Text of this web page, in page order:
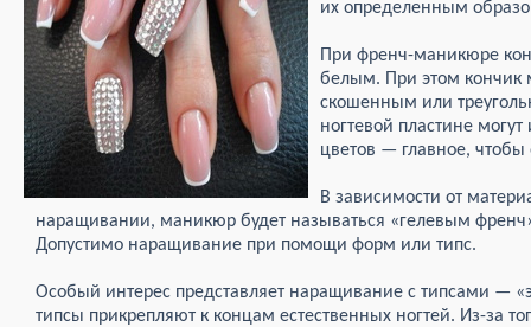
их определенным
При френч-маникюре
белым. При этом кончик
скошенным или
ногтевой пластине
цветов — главное,
В зависимости от
наращивании, маникюр будет называться «гелевым
Допустимо наращивание при помощи форм или типс.
Особый интерес представляет наращивание с типсами —
типсы прикрепляют к концам естественных ногтей. Из-за